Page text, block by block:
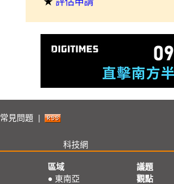
常見問題
科技網
區域
● 東南亞
議題
觀點